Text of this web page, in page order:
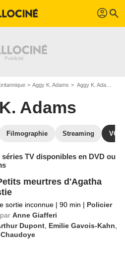
profil search
Aggy K. Adams Aggy K. Adams : ses Blu-Ray, DVD, VOD, SVOD
Adams
Filmographie Streaming
TV disponibles en DVD ou
meurtres d'Agatha
sortie inconnue | 90 min | Policier
Anne Giafferi
Dupont Emilie Gavois-Kahn